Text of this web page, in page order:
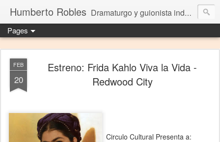
Humberto Robles Dramaturgo y guionista independiente
Pages
FEB
20
Estreno: Frida Kahlo Viva la Vida -
Redwood City
Circulo Cultural Presenta a: